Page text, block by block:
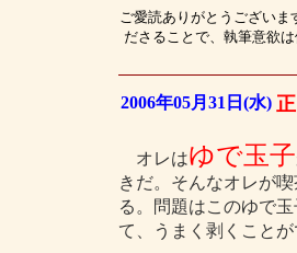
ご愛読ありがとうござい
ださることで、執筆意欲
2006年05月31日(水)
オレはゆで玉子
きだ。そんなオレが
る。問題はこのゆで
て、うまく剥くこと